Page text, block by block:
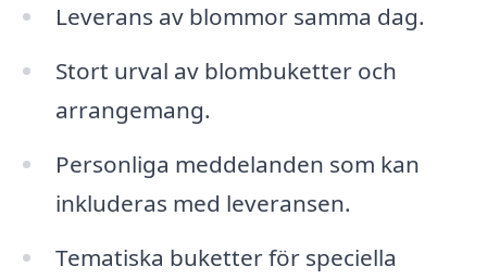
Leverans av blommor samma dag.
Stort urval av blombuketter och
arrangemang.
Personliga meddelanden som kan
inkluderas med leveransen.
Tematiska buketter för speciella